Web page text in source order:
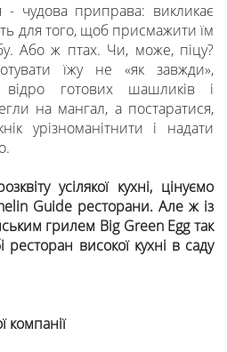
- чудова приправа: викликає
для того, щоб присмажити їм
Або ж птах. Чи, може, піцу?
їжу не «як завжди»,
готових шашликів і
на мангал, а постаратися,
урізноманітнити і надати
усілякої кухні, цінуємо
Guide ресторани. Але ж із
грилем Big Green Egg так
високої кухні в саду
компанії